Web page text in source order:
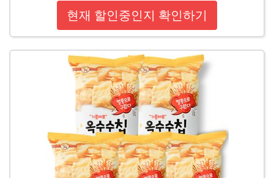
현재 할인중인지 확인하기